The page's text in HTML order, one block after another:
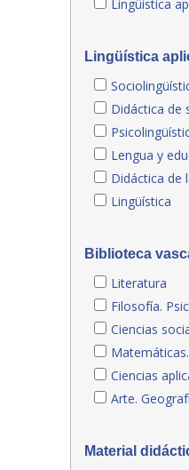
Lingüística
Lingüística
Didáctica de
Lengua y
Didáctica de
Lingüística
Biblioteca
Literatura
Filosofía.
Ciencias
Ciencias
Arte.
Material